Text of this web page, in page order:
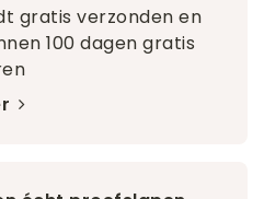
gratis verzonden en
100 dagen gratis